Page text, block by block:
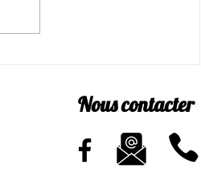
Nous contacter